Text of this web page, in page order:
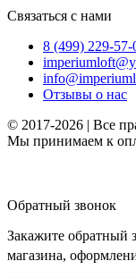
Связаться с нами
8 (499) 229-57-
Отзывы о нас
© 2017-2026 | Все
Мы принимаем к
Обратный звонок
Закажите обратный
магазина,